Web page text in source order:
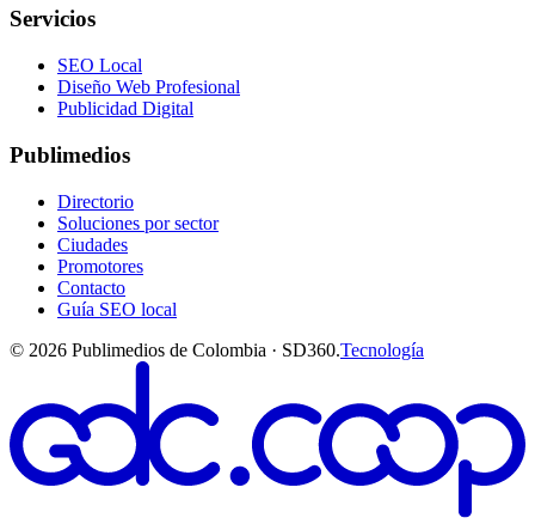
Servicios
SEO Local
Diseño Web Profesional
Publicidad Digital
Publimedios
Directorio
Soluciones por sector
Ciudades
Promotores
Contacto
Guía SEO local
© 2026 Publimedios de Colombia · SD360.Tecnología